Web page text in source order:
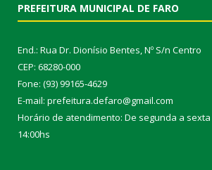
PREFEITURA MUNICIPAL DE FARO
End.: Rua Dr. Dionísio Bentes, Nº S/n Centro
CEP: 68280-000
Fone: (93) 99165-4629
E-mail: prefeitura.defaro@gmail.com
Horário de atendimento: De segunda a sexta
14:00hs